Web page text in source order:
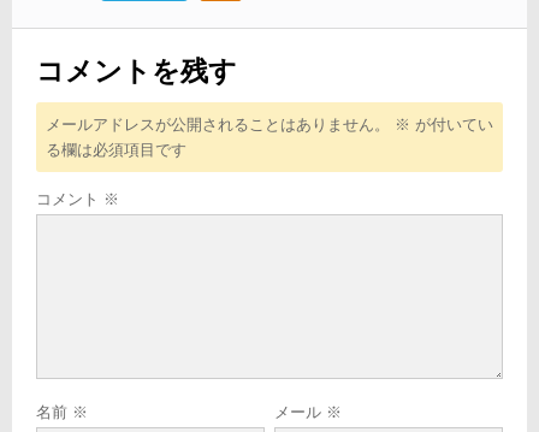
コメントを残す
メールアドレスが公開されることはありません。 ※ が付いてい
る欄は必須項目です
コメント ※
名前 ※ メール ※